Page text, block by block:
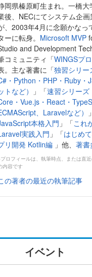
岡県榛原町生まれ。一橋
後、NECにてシステム企画
、2003年4月に念願かなっ
ーに転身。 Microsoft MVP
and Development
コミュニティ「WINGSプ
。主な著書に「独習シリー
・Python・PHP・Ruby・
トなど）
」「速習シリーズ
・Vue.js・React・
、Laravelなど）
本格入門 」「これ
実践入門 」「はじめ
リ開発 Kotlin編 」他、 著書
ロフィールは、執筆時点、または直
内容です
の著者の最近の執筆記事
イベント